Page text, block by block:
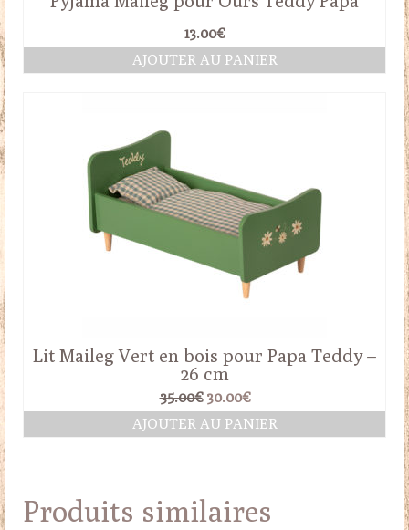
13.00€
AJOUTER AU PANIER
Lit Maileg Vert en bois pour Papa Teddy –
26 cm
35.00€ Le
prix
initial
30.00€Le
prix
actuel
AJOUTER AU PANIER
Produits similaires